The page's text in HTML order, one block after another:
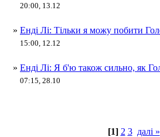
20:00, 13.12
» Енді Лі: Тільки я можу побити
15:00, 12.12
» Енді Лі: Я б'ю також сильно, як
07:15, 28.10
[1] 2 3 далі »